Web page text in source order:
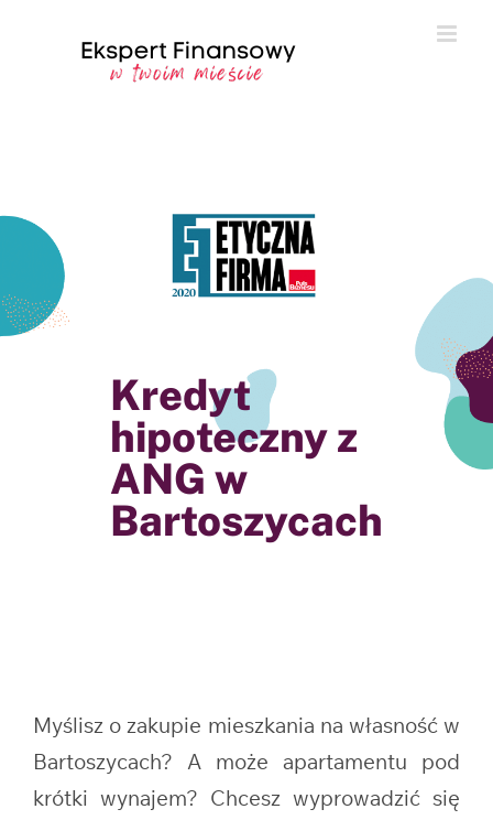
Kredyt
hipoteczny z
ANG w
Bartoszycach
Myślisz o zakupie mieszkania na własność w
Bartoszycach? A może apartamentu pod
krótki wynajem? Chcesz wyprowadzić się